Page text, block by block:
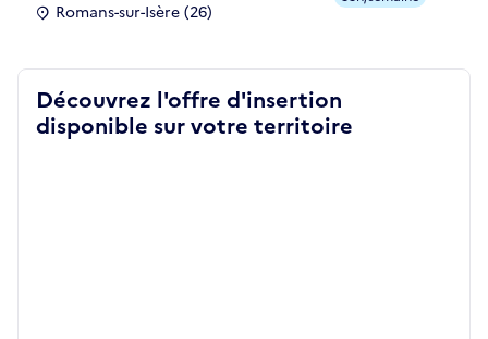
Romans-sur-Isère (26)
Découvrez l'offre d'insertion
disponible sur votre territoire